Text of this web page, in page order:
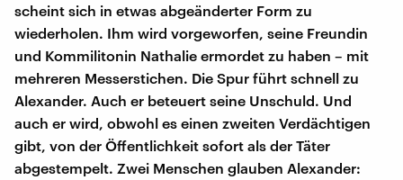
scheint sich in etwas abgeänderter Form zu
wiederholen. Ihm wird vorgeworfen, seine Freundin
und Kommilitonin Nathalie ermordet zu haben – mit
mehreren Messerstichen. Die Spur führt schnell zu
Alexander. Auch er beteuert seine Unschuld. Und
auch er wird, obwohl es einen zweiten Verdächtigen
gibt, von der Öffentlichkeit sofort als der Täter
abgestempelt. Zwei Menschen glauben Alexander: